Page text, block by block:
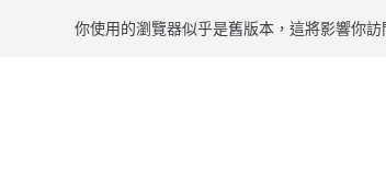
你使用的瀏覽器似乎是舊版本，這將影響你